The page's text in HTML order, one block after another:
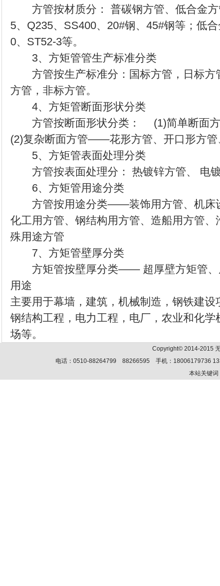
方管按材质分： 普碳钢方管、低合金方
5、Q235、SS400、20#钢、45#钢等；低
0、ST52-3等。
3、方矩管管生产标准分类
方管按生产标准分：国标方管，日标方
方管，非标方管。
4、方矩管断面形状分类
方管按断面形状分类： (1)简单断面
(2)复杂断面方管——花形方管、开口形方
5、方矩管表面处理分类
方管按表面处理分： 热镀锌方管、 电
6、方矩管用途分类
方管按用途分类——装饰用方管、机床
化工用方管、钢结构用方管、造船用方管
殊用途方管
7、方矩管壁厚分类
方矩管按壁厚分类—— 超厚壁方矩管、
用途
主要用于幕墙，建筑，机械制造，钢铁建
钢结构工程，电力工程，电厂，农业和化
场等。
Copyright© 2014-2015
电话：0510-88264799 88266595 手机：18006179736
本站关键词